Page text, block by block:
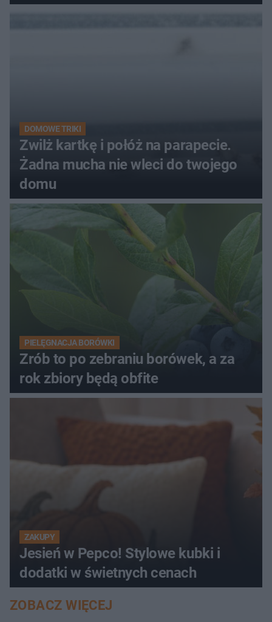
kobiety
DOMOWE TRIKI
Zwilż kartkę i połóż na parapecie.
Żadna mucha nie wleci do twojego
domu
PIELĘGNACJA BORÓWKI
Zrób to po zebraniu borówek, a za
rok zbiory będą obfite
ZAKUPY
Jesień w Pepco! Stylowe kubki i
dodatki w świetnych cenach
ZOBACZ WIĘCEJ